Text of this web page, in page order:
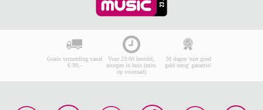
Gratis verzending vanaf
€ 99,-
Voor 23:00 besteld,
morgen in huis (mits
op voorraad)
30 dagen 'niet goed
geld terug' garantie!